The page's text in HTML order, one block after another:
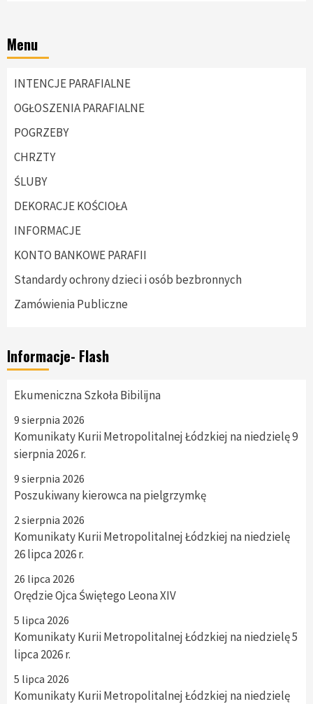
Menu
INTENCJE PARAFIALNE
OGŁOSZENIA PARAFIALNE
POGRZEBY
CHRZTY
ŚLUBY
DEKORACJE KOŚCIOŁA
INFORMACJE
KONTO BANKOWE PARAFII
Standardy ochrony dzieci i osób bezbronnych
Zamówienia Publiczne
Informacje- Flash
Ekumeniczna Szkoła Bibilijna
9 sierpnia 2026
Komunikaty Kurii Metropolitalnej Łódzkiej na niedzielę 9
sierpnia 2026 r.
9 sierpnia 2026
Poszukiwany kierowca na pielgrzymkę
2 sierpnia 2026
Komunikaty Kurii Metropolitalnej Łódzkiej na niedzielę
26 lipca 2026 r.
26 lipca 2026
Orędzie Ojca Świętego Leona XIV
5 lipca 2026
Komunikaty Kurii Metropolitalnej Łódzkiej na niedzielę 5
lipca 2026 r.
5 lipca 2026
Komunikaty Kurii Metropolitalnej Łódzkiej na niedzielę